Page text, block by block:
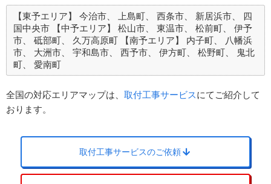
【東予エリア】 今治市 上島町 西条市 新居浜市
四
国中央市
【中予エリア】 松山市 東温市 松前町
伊予
市
砥部町 久万高原町 【南予エリア】 内子町
八幡浜
市
大洲市 宇和島市 西予市 伊方町 松野町
鬼北
町
愛南町
全国の対応エリアマップは、 取付工事サービスにてご紹介して
おります。
取付工事サービスのご依頼